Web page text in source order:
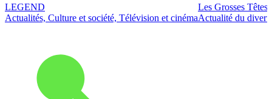
LEGEND
Actualités, Culture et société, Télévision et cinéma
Les Grosses Têtes
Actualité du